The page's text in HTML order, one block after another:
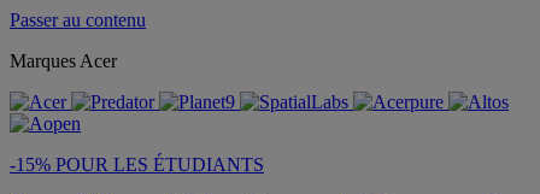
Passer au contenu
Marques Acer
-15% POUR LES ÉTUDIANTS